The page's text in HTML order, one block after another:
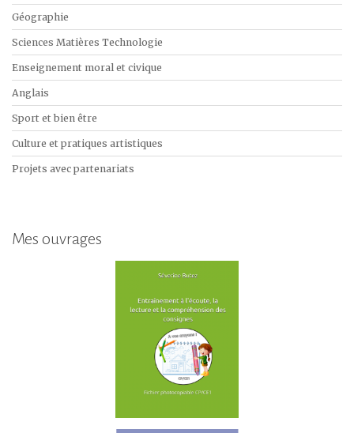
Géographie
Sciences Matières Technologie
Enseignement moral et civique
Anglais
Sport et bien être
Culture et pratiques artistiques
Projets avec partenariats
Mes ouvrages